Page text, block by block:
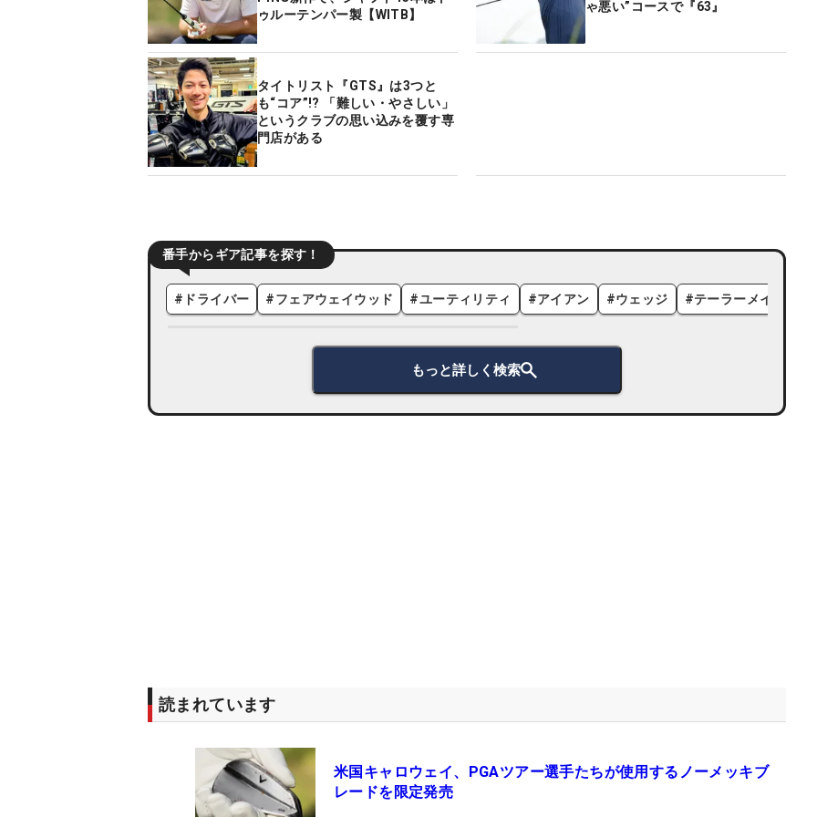
ゥルーテンパー製【WITB】
ゃ悪い”コースで『63』
タイトリスト『GTS』は3つと
も“コア”!? 「難しい・やさしい」
というクラブの思い込みを覆す専
門店がある
番手からギア記事を探す！
# ドライバー #フェアウェイウッド #ユーティリティ #アイアン #ウェッジ #テーラーメイド
もっと詳しく検索
読まれています
米国キャロウェイ、PGAツアー選手たちが使用するノーメッキブ
レードを限定発売